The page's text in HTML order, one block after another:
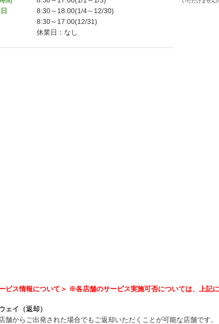
8:30～18:00(1/4～12/30)
8:30～17:00(12/31)
休業日：なし
ビス情報について＞ ※各店舗のサービス実施可否については、上記
ェイ（返却）
舗からご出発された場合でもご返却いただくことが可能な店舗です。